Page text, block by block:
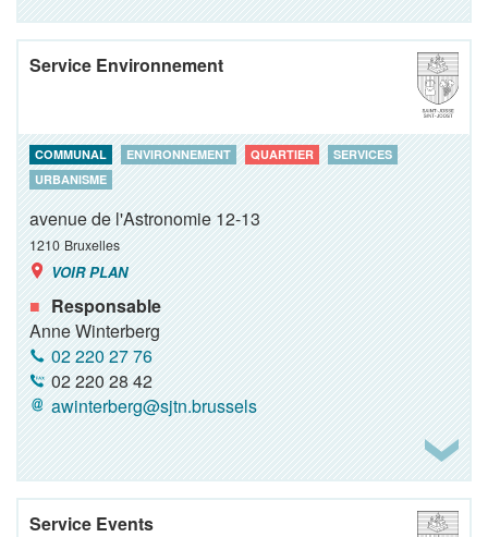
Service Environnement
COMMUNAL ENVIRONNEMENT QUARTIER
SERVICES
URBANISME
avenue de l'Astronomie 12-13
1210 Bruxelles
VOIR PLAN
Responsable
Anne Winterberg
02 220 27 76
02 220 28 42
awinterberg@sjtn.brussels
Service Events